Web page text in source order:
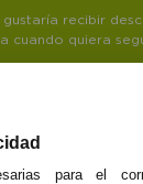
gustaría recibir
cuando quiera
ATENCIÓN
para el